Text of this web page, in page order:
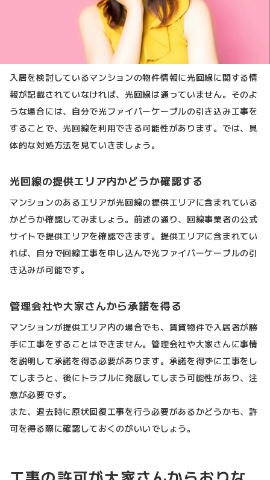
入居を検討しているマンションの物件情報に光回線に関する情
報が記載されていなければ、光回線は通っていません。そのよ
うな場合には、自分で光ファイバーケーブルの引き込み工事を
することで、光回線を利用できる可能性があります。では、具
体的な対処方法を見ていきましょう。
光回線の提供エリア内かどうか確認する
マンションのあるエリアが光回線の提供エリアに含まれている
かどうか確認してみましょう。前述の通り、回線事業者の公式
サイトで提供エリアを確認できます。提供エリアに含まれてい
れば、自分で回線工事を申し込んで光ファイバーケーブルの引
き込みが可能です。
管理会社や大家さんから承諾を得る
マンションが提供エリア内の場合でも、賃貸物件で入居者が勝
手に工事をすることはできません。管理会社や大家さんに事情
を説明して承諾を得る必要があります。承諾を得ずに工事をし
てしまうと、後にトラブルに発展してしまう可能性があり、注
意が必要です。
また、退去時に原状回復工事を行う必要があるかどうかも、許
可を得る際に確認しておくのがいいでしょう。